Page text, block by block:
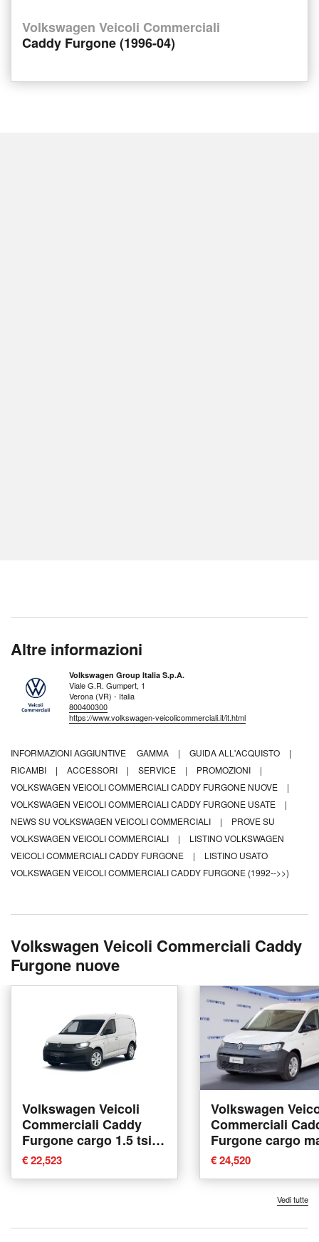
Volkswagen Veicoli Commerciali
Caddy Furgone (1996-04)
Altre informazioni
Volkswagen Group Italia S.p.A.
Viale G.R. Gumpert, 1
Verona (VR) - Italia
800400300
https://www.volkswagen-veicolicommerciali.it/it.html
INFORMAZIONI AGGIUNTIVE GAMMA | GUIDA ALL'ACQUISTO
|
RICAMBI
| ACCESSORI | SERVICE | PROMOZIONI
|
VOLKSWAGEN VEICOLI COMMERCIALI CADDY FURGONE NUOVE
|
VOLKSWAGEN VEICOLI COMMERCIALI CADDY FURGONE USATE
|
NEWS SU VOLKSWAGEN VEICOLI COMMERCIALI
|
PROVE SU
VOLKSWAGEN VEICOLI COMMERCIALI
|
LISTINO VOLKSWAGEN
VEICOLI COMMERCIALI CADDY FURGONE
|
LISTINO USATO
VOLKSWAGEN VEICOLI COMMERCIALI CADDY FURGONE (1992-->>)
Volkswagen Veicoli Commerciali Caddy
Furgone nuove
Volkswagen Veicoli
Commerciali Caddy
Furgone cargo 1.5 tsi
116cv Business nuova
a Ravenna
€ 22,523
Volkswagen
Commerciali
Furgone cargo
tdi scr 122cv
dsg7 nuova a
Laziale
€ 24,520
Vedi tutte